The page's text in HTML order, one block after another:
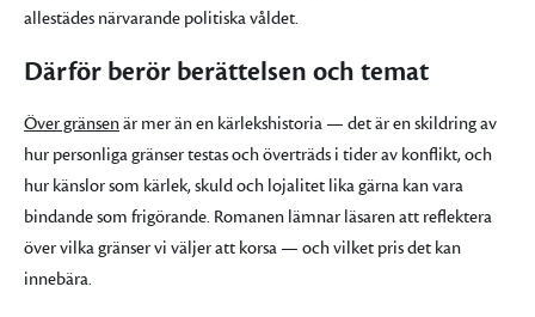
allestädes närvarande politiska våldet.
Därför berör berättelsen och temat
Över gränsenär mer än en kärlekshistoria — det är en skildring av
hur personliga gränser testas och överträds i tider av konflikt, och
hur känslor som kärlek, skuld och lojalitet lika gärna kan vara
bindande som frigörande. Romanen lämnar läsaren att reflektera
över vilka gränser vi väljer att korsa — och vilket pris det kan
innebära.